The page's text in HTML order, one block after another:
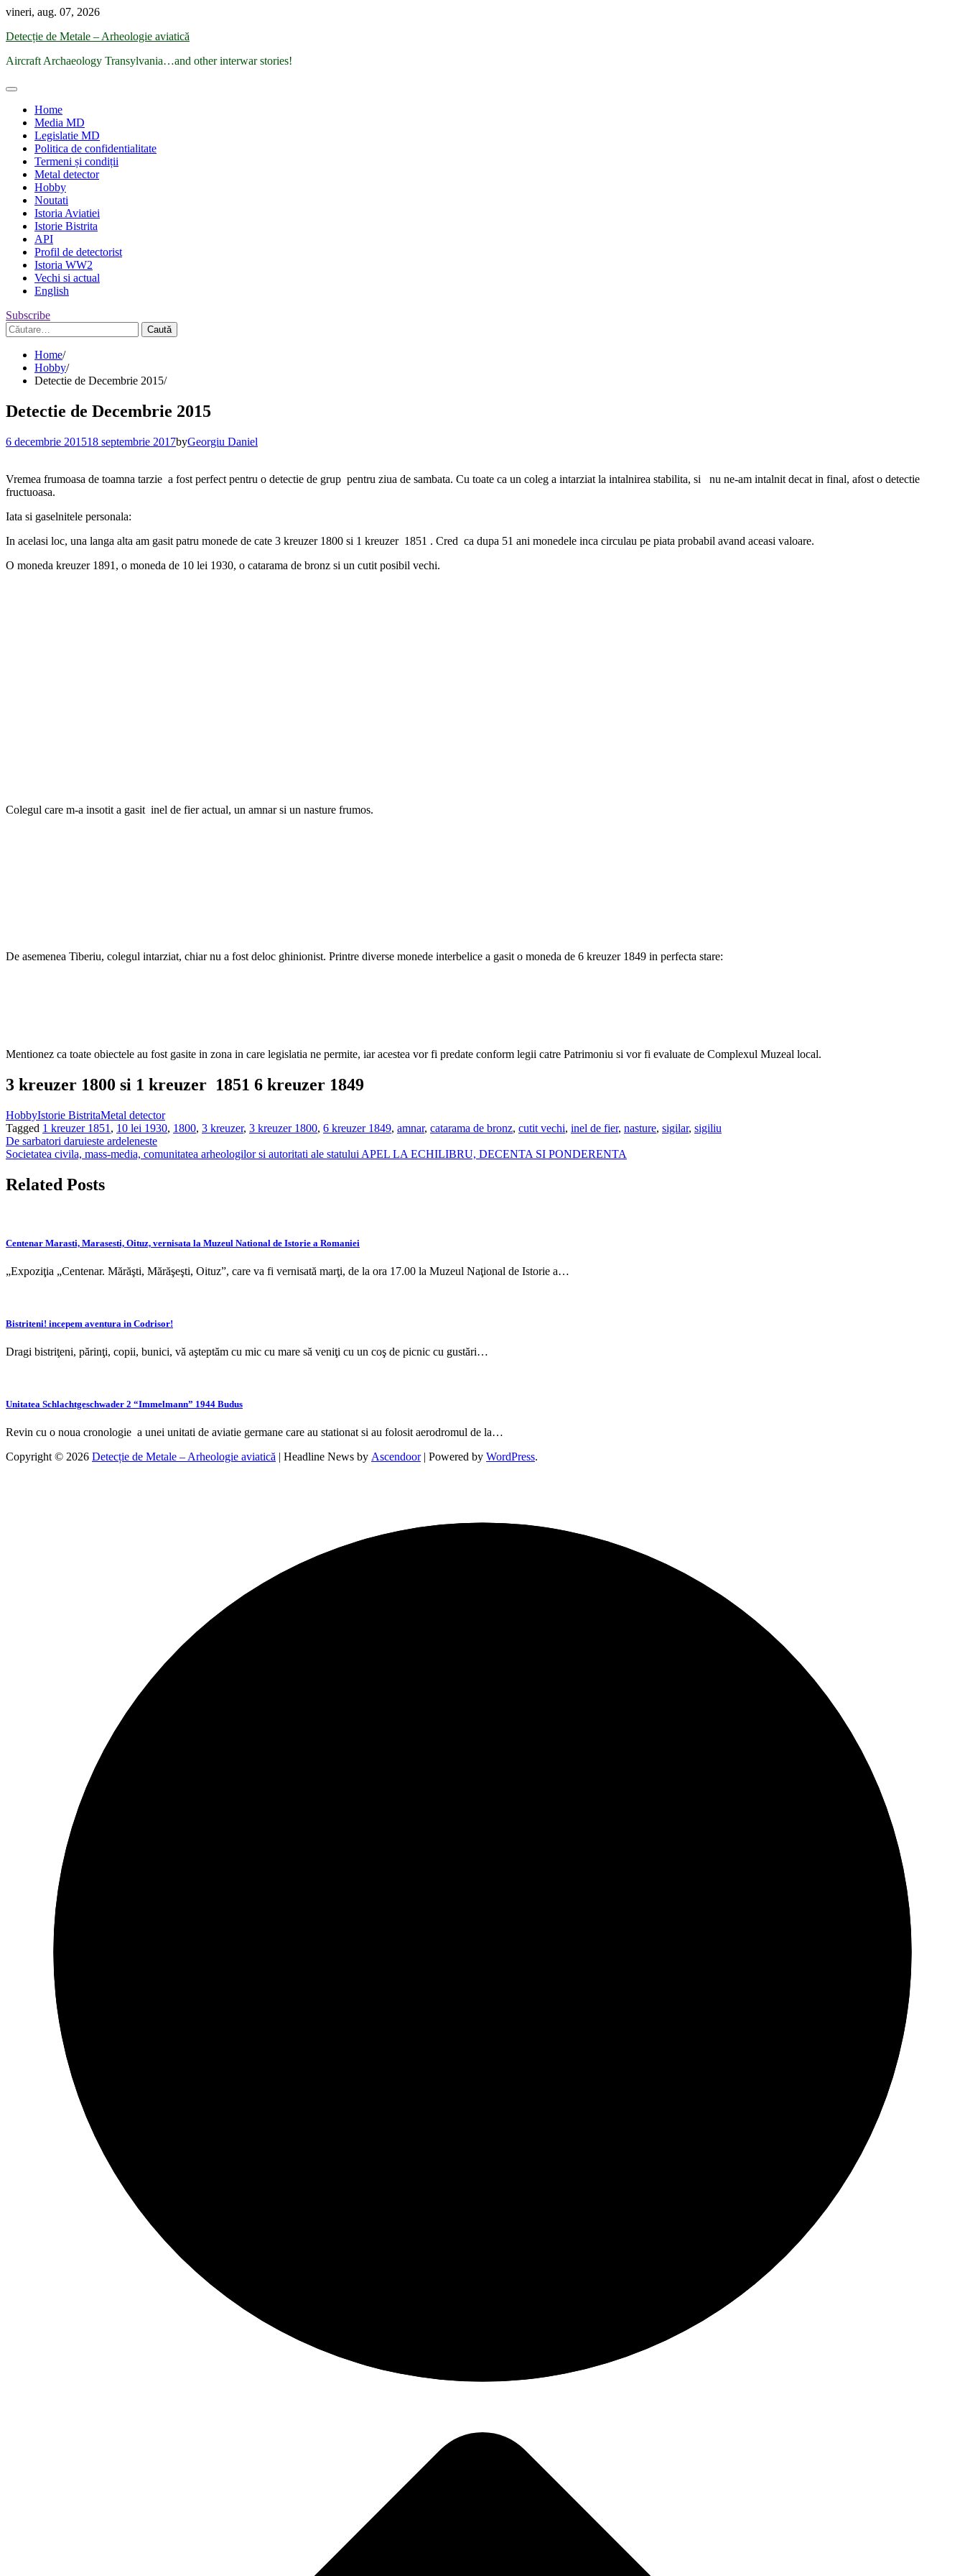
Skip
content
vineri, aug. 07, 2026
Detecție de Metale – Arheologie aviatică
Aircraft Archaeology Transylvania…and other interwar stories!
Home
Media MD
Legislatie MD
Politica de confidentialitate
Termeni și condiții
Metal detector
Hobby
Noutati
Istoria Aviatiei
Istorie Bistrita
API
Profil de detectorist
Istoria WW2
Vechi si actual
English
Subscribe
Caută
după:
Home
Hobby
Detectie de Decembrie 2015
Detectie de Decembrie 2015
6 decembrie 201518 septembrie 2017byGeorgiu Daniel
Vremea frumoasa de toamna tarzie a fost perfect pentru o detectie de grup pentru ziua de sambata. Cu toate ca un coleg a intarziat la intalnirea stabilita, si nu ne-am intalnit decat in final, afost o detectie
fructuoasa.
Iata si gaselnitele personala:
In acelasi loc, una langa alta am gasit patru monede de cate 3 kreuzer 1800 si 1 kreuzer 1851 . Cred ca dupa 51 ani monedele inca circulau pe piata probabil avand aceasi valoare.
O moneda kreuzer 1891, o moneda de 10 lei 1930, o catarama de bronz si un cutit posibil vechi.
Colegul care m-a insotit a gasit inel de fier actual, un amnar si un nasture frumos.
De asemenea Tiberiu, colegul intarziat, chiar nu a fost deloc ghinionist. Printre diverse monede interbelice a gasit o moneda de 6 kreuzer 1849 in perfecta stare:
Mentionez ca toate obiectele au fost gasite in zona in care legislatia ne permite, iar acestea vor fi predate conform legii catre Patrimoniu si vor fi evaluate de Complexul Muzeal local.
3 kreuzer 1800 si 1 kreuzer 1851 6 kreuzer 1849
HobbyIstorie BistritaMetal detector
Tagged 1 kreuzer 1851 , 10 lei 1930, 1800, 3 kreuzer, 3 kreuzer 1800, 6 kreuzer 1849, amnar, catarama de bronz, cutit vechi, inel de fier, nasture, sigilar, sigiliu
Navigare
în
articole
De sarbatori daruieste ardeleneste
Societatea civila, mass-media, comunitatea arheologilor si autoritati ale statului APEL LA ECHILIBRU, DECENTA SI PONDERENTA
Related Posts
Centenar Marasti, Marasesti, Oituz, vernisata la Muzeul National de Istorie a Romaniei
„Expoziţia „Centenar. Mărăşti, Mărăşeşti, Oituz”, care va fi vernisată marţi, de la ora 17.00 la Muzeul Naţional de Istorie a…
Bistriteni! incepem aventura in Codrisor!
Dragi bistriţeni, părinţi, copii, bunici, vă aşteptăm cu mic cu mare să veniţi cu un coş de picnic cu gustări…
Unitatea Schlachtgeschwader 2 “Immelmann” 1944 Budus
Revin cu o noua cronologie a unei unitati de aviatie germane care au stationat si au folosit aerodromul de la…
Copyright © 2026 Detecție de Metale – Arheologie aviatică | Headline News by Ascendoor| Powered by WordPress.